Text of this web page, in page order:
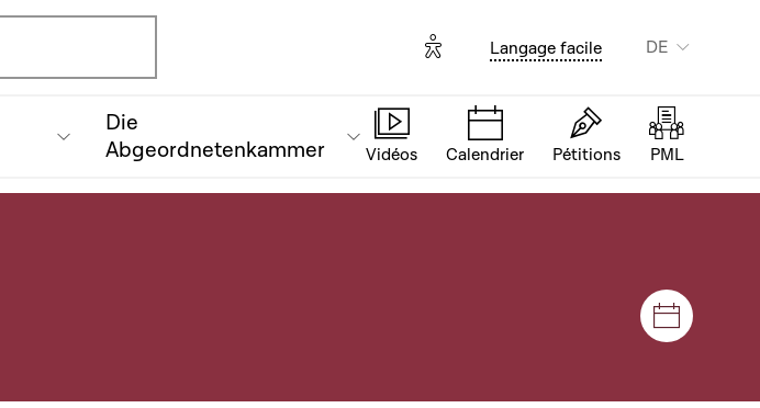
Options d'accessibilité
Langage facile DE
Die
Abgeordnetenkammer
Vidéos Calendrier Pétitions PML
Plenar-